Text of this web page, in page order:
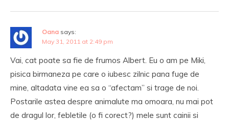
Oana says:
May 31, 2011 at 2:49 pm
Vai, cat poate sa fie de frumos Albert. Eu o am pe Miki,
pisica birmaneza pe care o iubesc zilnic pana fuge de
mine, altadata vine ea sa o “afectam” si trage de noi.
Postarile astea despre animalute ma omoara, nu mai pot
de dragul lor, febletile (o fi corect?) mele sunt cainii si